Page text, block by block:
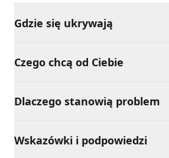
Gdzie się ukrywają
Czego chcą od Ciebie
Dlaczego stanowią problem
Wskazówki i podpowiedzi